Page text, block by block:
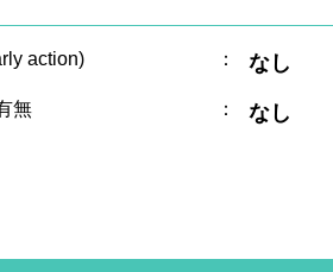
action) ： なし
無 ： なし